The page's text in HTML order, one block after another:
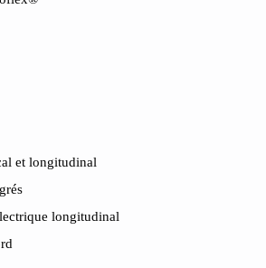
et longitudinal
longitudinal